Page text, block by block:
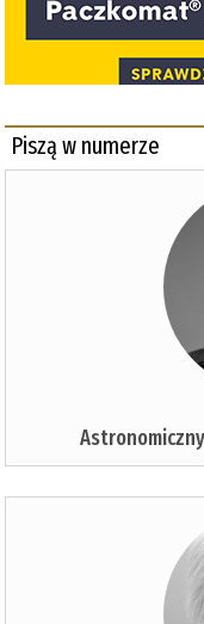
Piszą w numerze